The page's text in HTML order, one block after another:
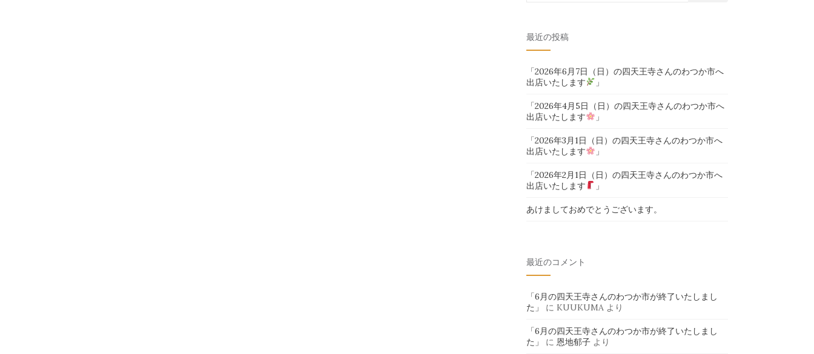
象:
最近の投稿
「2026年6月7日（日）の四天王寺さんのわつか市へ
出店いたします
」
「2026年4月5日（日）の四天王寺さんのわつか市へ
出店いたします
」
「2026年3月1日（日）の四天王寺さんのわつか市へ
出店いたします
」
「2026年2月1日（日）の四天王寺さんのわつか市へ
出店いたします
」
あけましておめでとうございます。
最近のコメント
「6月の四天王寺さんのわつか市が終了いたしまし
た」
に KUUKUMAより
「6月の四天王寺さんのわつか市が終了いたしまし
た」
に 恩地郁子より